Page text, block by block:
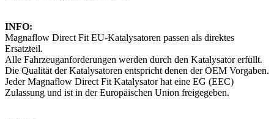
INFO:
Magnaflow Direct Fit EU-Katalysatoren passen als direktes
Ersatzteil.
Alle Fahrzeuganforderungen werden durch den Katalysator erfüllt.
Die Qualität der Katalysatoren entspricht denen der OEM Vorgaben.
Jeder Magnaflow Direct Fit Katalysator hat eine EG (EEC)
Zulassung und ist in der Europäischen Union freigegeben.